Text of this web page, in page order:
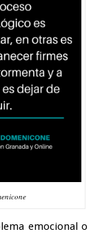
emocional o